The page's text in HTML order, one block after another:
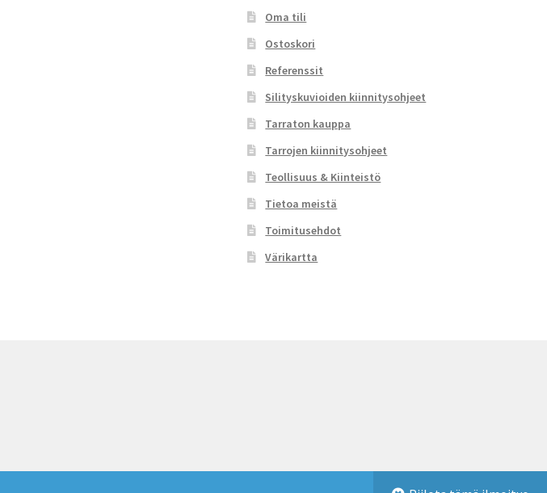
Oma tili
Ostoskori
Referenssit
Silityskuvioiden kiinnitysohjeet
Tarraton kauppa
Tarrojen kiinnitysohjeet
Teollisuus & Kiinteistö
Tietoa meistä
Toimitusehdot
Värikartta